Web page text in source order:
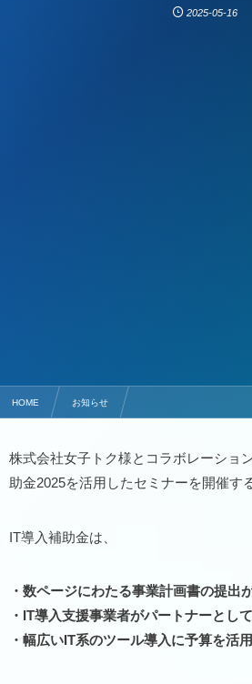
2025-05-16
HOME お知らせ
株式会社女子トク様とコラボレーショ
助金2025を活用したセミナーを開催す
IT導入補助金は、
・数ページにわたる事業計画書の提出
・IT導入支援事業者がパートナーとし
・幅広いIT系のツール導入に予算を活